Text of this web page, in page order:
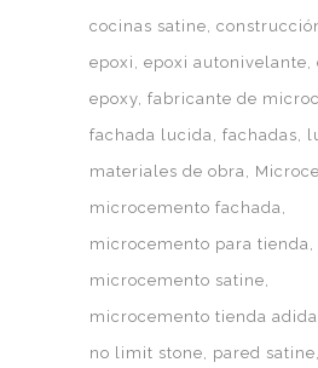
cocinas satine
epoxi
epoxi autonivelante
epoxy fabricante de
fachada lucida
fachadas
materiales de obra
microcemento fachada
microcemento para tienda
microcemento satine
microcemento tienda
no limit stone
pared satine